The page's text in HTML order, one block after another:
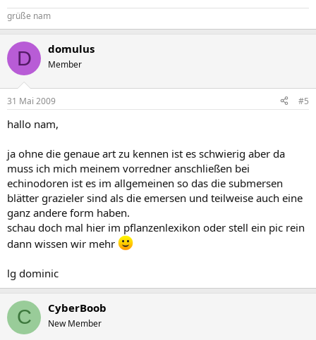
grüße nam
D domulus
Member
31 Mai 2009 #5
hallo nam,
ja ohne die genaue art zu kennen ist es schwierig aber da
muss ich mich meinem vorredner anschließen bei
echinodoren ist es im allgemeinen so das die submersen
blätter grazieler sind als die emersen und teilweise auch eine
ganz andere form haben.
schau doch mal hier im pflanzenlexikon oder stell ein pic rein
dann wissen wir mehr
lg dominic
C CyberBoob
New Member